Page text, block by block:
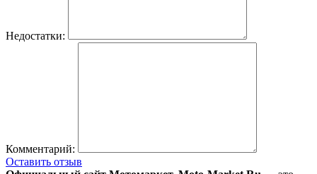
Недостатки:
Комментарий:
Оставить отзыв